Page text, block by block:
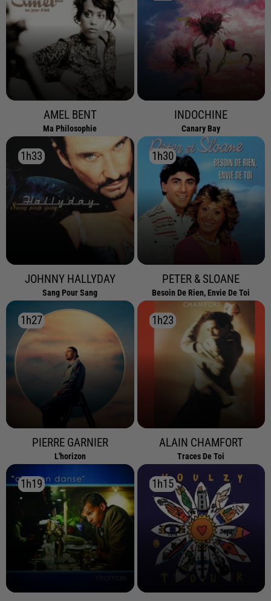
AMEL BENT
Ma Philosophie
INDOCHINE
Canary Bay
1h33
1h33
JOHNNY HALLYDAY
Sang Pour Sang
1h30
1h30
PETER & SLOANE
Besoin De Rien, Envie De Toi
1h27
1h27
PIERRE GARNIER
L'horizon
1h23
1h23
ALAIN CHAMFORT
Traces De Toi
1h19
1h19 1h15
1h15